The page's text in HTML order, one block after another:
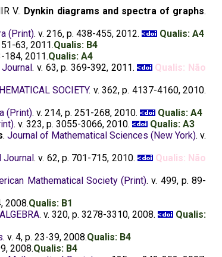
V.. Dynkin diagrams and spectra of graphs.
(Print). v. 216, p. 438-455, 2012.
Qualis: A4
51-63, 2011.Qualis: B4
184, 2011.Qualis: A4
. v. 63, p. 369-392, 2011.
Qualis: Não
SOCIETY. v. 362, p. 4137-4160, 2010.
(Print). v. 214, p. 251-268, 2010.
Qualis: A4
. v. 323, p. 3055-3066, 2010.
Qualis: A3
. Journal of Mathematical Sciences (New York). v.
. v. 62, p. 701-715, 2010.
Qualis: Não
Mathematical Society (Print). v. 499, p. 89-
2008.Qualis: B1
. v. 320, p. 3278-3310, 2008.
Qualis:
. v. 4, p. 23-39, 2008.Qualis: B4
2008.Qualis: B4